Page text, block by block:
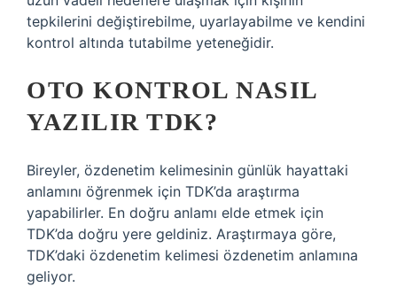
tepkilerini değiştirebilme, uyarlayabilme ve kendini
kontrol altında tutabilme yeteneğidir.
OTO KONTROL NASIL
YAZILIR TDK?
Bireyler, özdenetim kelimesinin günlük hayattaki
anlamını öğrenmek için TDK’da araştırma
yapabilirler. En doğru anlamı elde etmek için
TDK’da doğru yere geldiniz. Araştırmaya göre,
TDK’daki özdenetim kelimesi özdenetim anlamına
geliyor.